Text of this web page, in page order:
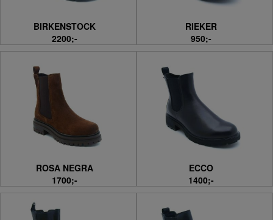
BIRKENSTOCK
2200;-
RIEKER
950;-
ROSA NEGRA
1700;-
ECCO
1400;-